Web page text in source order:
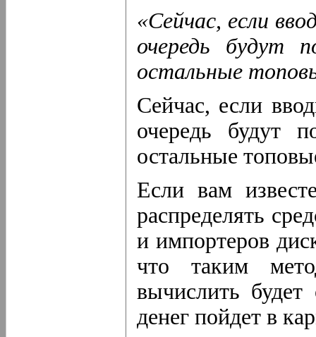
«Сейчас, если
очередь будут
остальные
Сейчас, если
очередь будут
остальные
Если вам
распределять
и импортеров
что таким
вычислить
денег пойдет в